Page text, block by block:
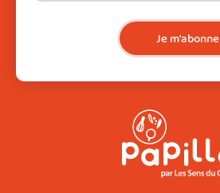
Je m'abonne